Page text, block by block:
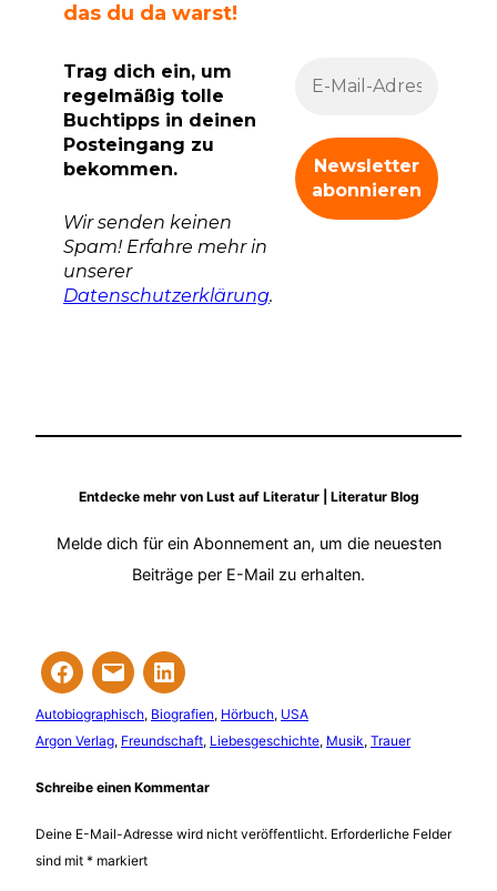
das du da warst!
Trag dich ein, um
regelmäßig tolle
Buchtipps in deinen
Posteingang zu
bekommen.
Wir senden keinen
Spam! Erfahre mehr in
unserer
Datenschutzerklärung.
Entdecke mehr von Lust auf Literatur | Literatur Blog
Melde dich für ein Abonnement an, um die neuesten
Beiträge per E-Mail zu erhalten.
Autobiographisch, Biografien, Hörbuch, USA
Argon Verlag, Freundschaft, Liebesgeschichte, Musik, Trauer
Schreibe einen Kommentar
Deine E-Mail-Adresse wird nicht veröffentlicht. Erforderliche Felder
sind mit * markiert